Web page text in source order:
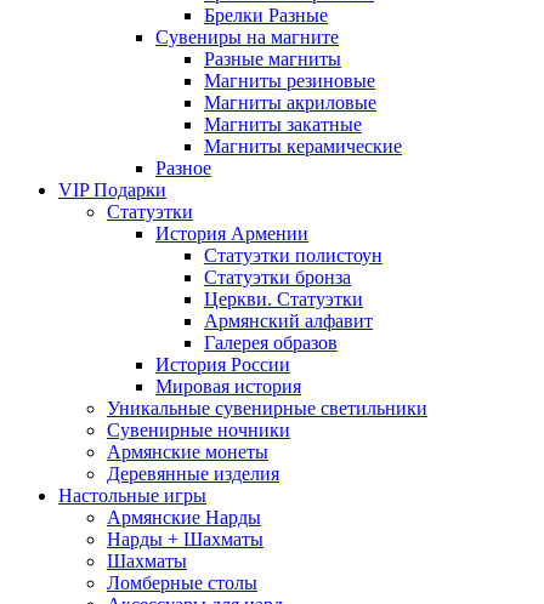
Брелки Разные
Сувениры на магните
Разные магниты
Магниты резиновые
Магниты акриловые
Магниты закатные
Магниты керамические
Разное
VIP Подарки
Статуэтки
История Армении
Статуэтки полистоун
Статуэтки бронза
Церкви. Статуэтки
Армянский алфавит
Галерея образов
История России
Мировая история
Уникальные сувенирные светильники
Сувенирные ночники
Армянские монеты
Деревянные изделия
Настольные игры
Армянские Нарды
Нарды + Шахматы
Шахматы
Ломберные столы